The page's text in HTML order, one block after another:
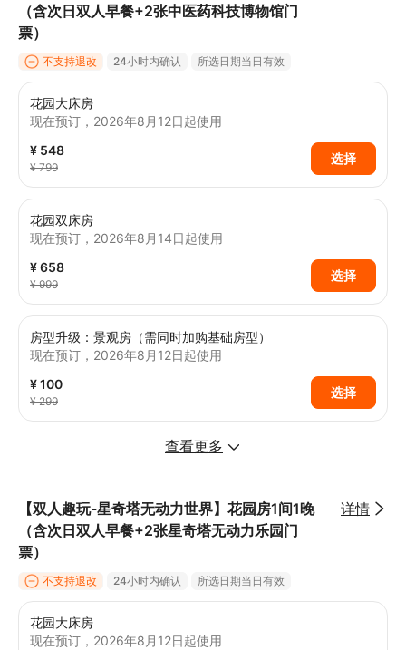
（含次日双人早餐+2张中医药科技博物馆门
票）
不支持退改 24小时内确认 所选日期当日有效
花园大床房
现在预订，2026年8月12日起使用
¥ 548
¥ 799
选择
花园双床房
现在预订，2026年8月14日起使用
¥ 658
¥ 999
选择
房型升级：景观房（需同时加购基础房型）
现在预订，2026年8月12日起使用
¥ 100
¥ 299
选择
查看更多
【双人趣玩-星奇塔无动力世界】花园房1间1晚
（含次日双人早餐+2张星奇塔无动力乐园门
票）
详情
不支持退改 24小时内确认 所选日期当日有效
花园大床房
现在预订，2026年8月12日起使用